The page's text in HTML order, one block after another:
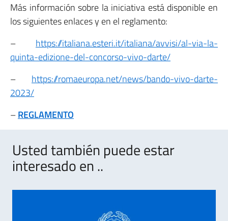
Más información sobre la iniciativa está disponible en
los siguientes enlaces y en el reglamento:
– https://italiana.esteri.it/italiana/avvisi/al-via-la-
quinta-edizione-del-concorso-vivo-darte/
– https://romaeuropa.net/news/bando-vivo-darte-
2023/
–REGLAMENTO
Usted también puede estar
interesado en ..